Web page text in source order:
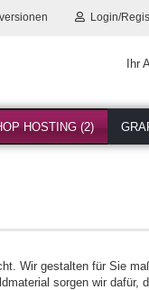
Login/
Ihr
HOSTING (2)
Wir gestalten für Sie
sorgen wir dafür,